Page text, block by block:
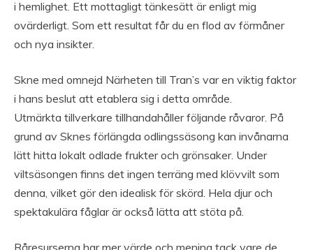
i hemlighet. Ett mottagligt tänkesätt är enligt mig
ovärderligt. Som ett resultat får du en flod av förmåner
och nya insikter.
Skne med omnejd Närheten till Tran’s var en viktig faktor
i hans beslut att etablera sig i detta område.
Utmärkta tillverkare tillhandahåller följande råvaror. På
grund av Sknes förlängda odlingssäsong kan invånarna
lätt hitta lokalt odlade frukter och grönsaker. Under
viltsäsongen finns det ingen terräng med klövvilt som
denna, vilket gör den idealisk för skörd. Hela djur och
spektakulära fåglar är också lätta att stöta på.
Råresurserna har mer värde och mening tack vare de